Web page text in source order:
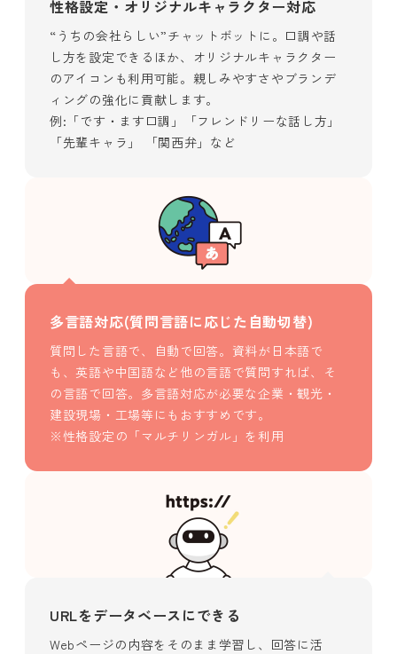
性格設定・オリジナルキャラクター対応
“うちの会社らしい”チャットボットに。口調や話
し方を設定できるほか、オリジナルキャラクター
のアイコンも利用可能。親しみやすさやブランデ
ィングの強化に貢献します。
例:「です・ます口調」「フレンドリーな話し方」
「先輩キャラ」 「関西弁」など
多言語対応(質問言語に応じた自動切替)
質問した言語で、自動で回答。資料が日本語で
も、英語や中国語など他の言語で質問すれば、そ
の言語で回答。多言語対応が必要な企業・観光・
建設現場・工場等にもおすすめです。
※性格設定の「マルチリンガル」を利用
URLをデータベースにできる
Webページの内容をそのまま学習し、回答に活